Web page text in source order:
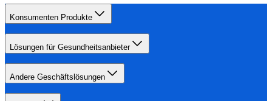
Konsumenten Produkte
Lösungen für Gesundheitsanbieter
Andere Geschäftslösungen